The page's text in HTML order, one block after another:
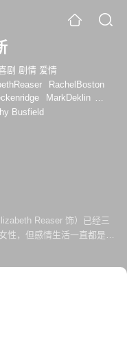
剧 剧情 爱情
RachelBoston
MarkDeklin
温蒂·马力克
Busfield
Reaser 饰）已经三
性，但感情生活一直都是一
Boston 饰）即将和未
告诉贝拉，其实她早已经和